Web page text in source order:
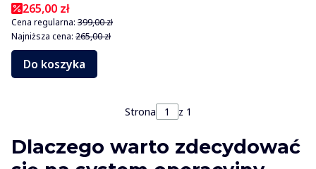
265,00 zł
Cena regularna: 399,00 zł
Najniższa cena: 265,00 zł
Do koszyka
Strona z 1
Dlaczego warto zdecydować